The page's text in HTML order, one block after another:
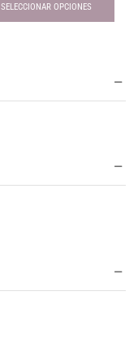
SELECCIONAR OPCIONES